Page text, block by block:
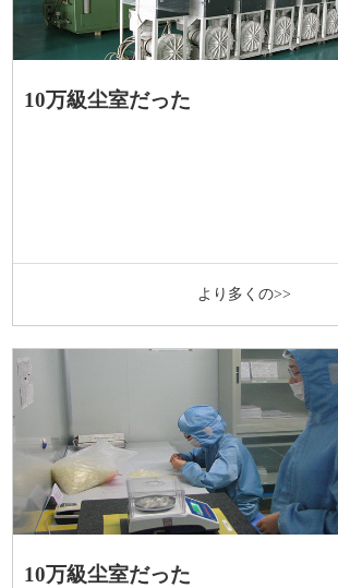
10万級尘室だった
より多くの>>
10万級尘室だった